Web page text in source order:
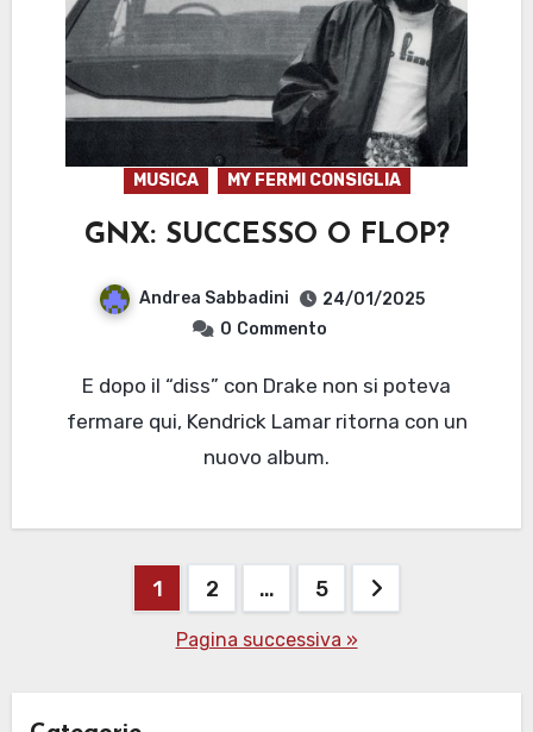
MUSICA MY FERMI CONSIGLIA
GNX: SUCCESSO O FLOP?
Andrea Sabbadini
24/01/2025
0 Commento
E dopo il “diss” con Drake non si poteva
fermare qui, Kendrick Lamar ritorna con un
nuovo album.
Paginazione
1 2 … 5
Pagina successiva »